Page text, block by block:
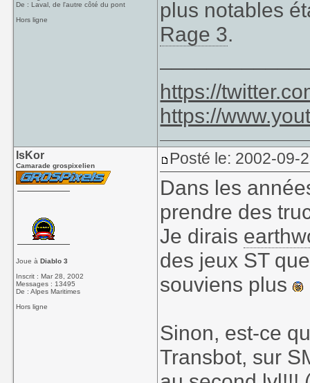
De : Laval, de l'autre côté du pont
Hors ligne
plus notables
Rage 3.
https://
https://
IsKor
Camarade grospixelien
Joue àDiablo 3
Inscrit : Mar 28, 2002
Messages : 13495
De : Alpes Maritimes
Hors ligne
Posté le: 2002-09-
Dans les
prendre des
Je dirais
des jeux ST
souviens plus
Sinon, est-ce
Transbot, sur